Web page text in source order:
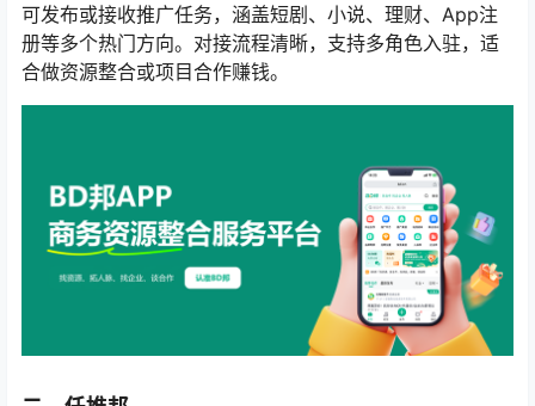
可发布或接收推广任务，涵盖短剧、小说、理财、App注
册等多个热门方向。对接流程清晰，支持多角色入驻，适
合做资源整合或项目合作赚钱。